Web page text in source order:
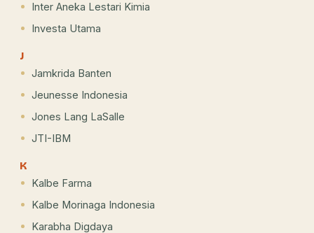
Inter Aneka Lestari Kimia
Investa Utama
J
Jamkrida Banten
Jeunesse Indonesia
Jones Lang LaSalle
JTI-IBM
K
Kalbe Farma
Kalbe Morinaga Indonesia
Karabha Digdaya